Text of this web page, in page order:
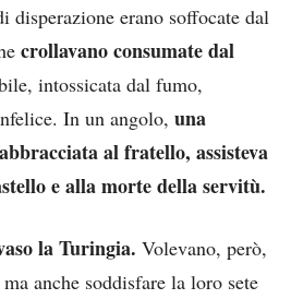
disperazione erano soffocate dal
crollavano consumate dal
intossicata dal fumo,
In un angolo, una
al fratello, assisteva
e alla morte della servitù.
la Turingia. Volevano, però,
anche soddisfare la loro sete